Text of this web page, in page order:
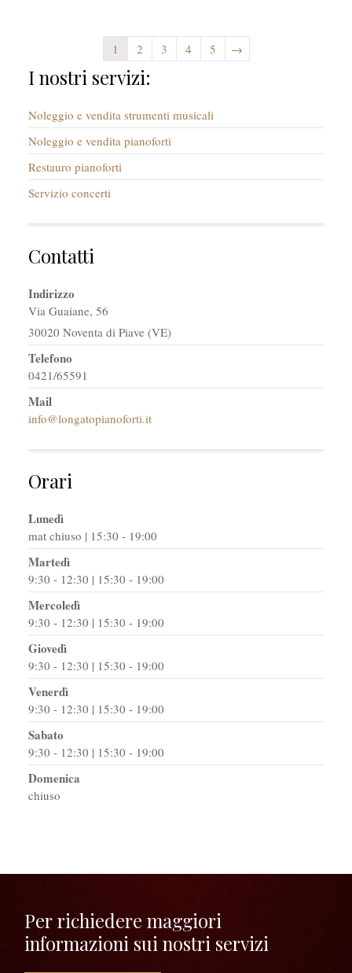
1 2 3 4 5 →
I nostri servizi:
Noleggio e vendita strumenti musicali
Noleggio e vendita pianoforti
Restauro pianoforti
Servizio concerti
Contatti
Indirizzo
Via Guaiane, 56
30020 Noventa di Piave (VE)
Telefono
0421/65591
Mail
info@longatopianoforti.it
Orari
Lunedì
mat chiuso | 15:30 - 19:00
Martedì
9:30 - 12:30 | 15:30 - 19:00
Mercoledì
9:30 - 12:30 | 15:30 - 19:00
Giovedì
9:30 - 12:30 | 15:30 - 19:00
Venerdì
9:30 - 12:30 | 15:30 - 19:00
Sabato
9:30 - 12:30 | 15:30 - 19:00
Domenica
chiuso
Per richiedere maggiori
informazioni sui nostri servizi